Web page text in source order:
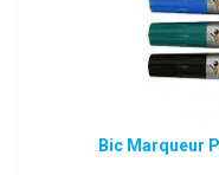
Bic Marqueur